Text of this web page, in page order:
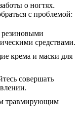
о ногтях.
с проблемой:
резиновыми
средствами.
крема и маски для
совершать
травмирующим